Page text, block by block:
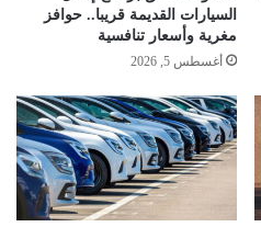
السيارات القديمة قريبا.. حوافز
مغرية وأسعار تنافسية
أغسطس 5, 2026